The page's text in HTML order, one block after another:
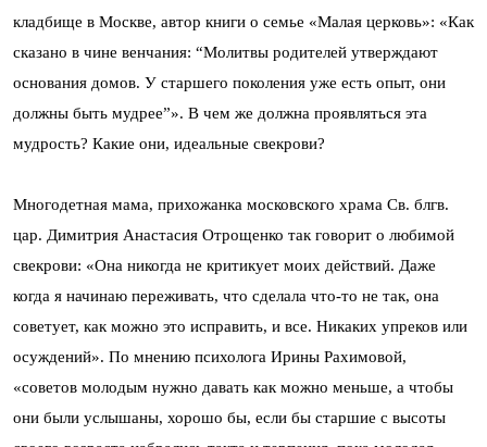
кладбище в Москве, автор книги о семье «Малая церковь»: «Как
сказано в чине венчания: “Молитвы родителей утверждают
основания домов. У старшего поколения уже есть опыт, они
должны быть мудрее”». В чем же должна проявляться эта
мудрость? Какие они, идеальные свекрови?
Многодетная мама, прихожанка московского храма Св. блгв.
цар. Димитрия Анастасия Отрощенко так говорит о любимой
свекрови: «Она никогда не критикует моих действий. Даже
когда я начинаю переживать, что сделала что-то не так, она
советует, как можно это исправить, и все. Никаких упреков или
осуждений». По мнению психолога Ирины Рахимовой,
«советов молодым нужно давать как можно меньше, а чтобы
они были услышаны, хорошо бы, если бы старшие с высоты